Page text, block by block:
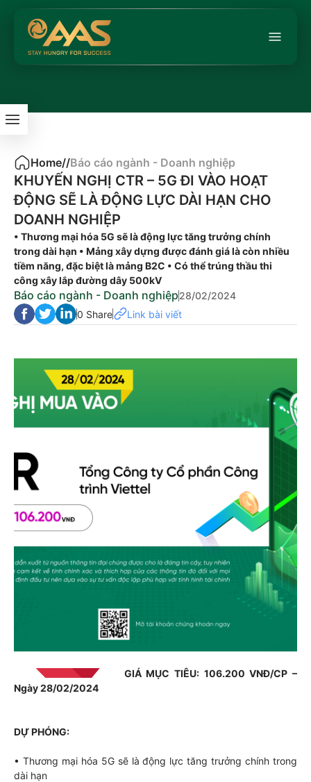
Home//Báo cáo ngành - Doanh nghiệp
KHUYẾN NGHỊ CTR – 5G ĐI VÀO HOẠT
ĐỘNG SẼ LÀ ĐỘNG LỰC DÀI HẠN CHO
DOANH NGHIỆP
• Thương mại hóa 5G sẽ là động lực tăng trưởng chính
trong dài hạn • Mảng xây dựng được đánh giá là còn nhiều
tiềm năng, đặc biệt là mảng B2C • Có thể trúng thầu thi
công xây lắp đường dây 500kV
Báo cáo ngành - Doanh nghiệp28/02/2024
0 Share
Link bài viết
GIÁ MỤC TIÊU: 106.200 VNĐ/CP –
Ngày 28/02/2024
DỰ PHÓNG:
• Thương mại hóa 5G sẽ là động lực tăng trưởng chính trong
dài hạn